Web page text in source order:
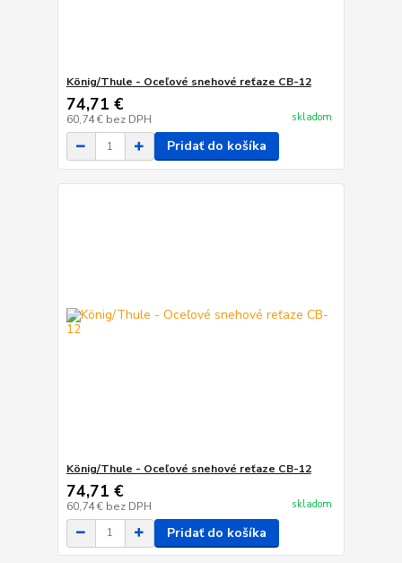
König/Thule - Oceľové snehové reťaze CB-12
74,71 €
60,74 € bez DPH skladom
Pridať do košíka
König/Thule - Oceľové snehové reťaze CB-12
74,71 €
60,74 € bez DPH skladom
Pridať do košíka